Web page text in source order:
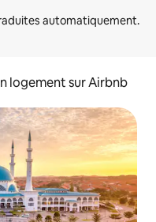
logement sur Airbnb